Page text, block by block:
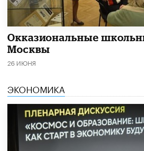
​Окказиональные
Москвы
26 ИЮНЯ
ЭКОНОМИКА